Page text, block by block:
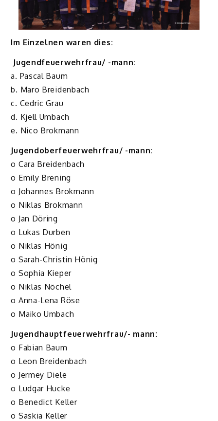
Im Einzelnen waren dies:
Jugendfeuerwehrfrau/ -mann:
a. Pascal Baum
b. Maro Breidenbach
c. Cedric Grau
d. Kjell Umbach
e. Nico Brokmann
Jugendoberfeuerwehrfrau/ -mann:
o Cara Breidenbach
o Emily Brening
o Johannes Brokmann
o Niklas Brokmann
o Jan Döring
o Lukas Durben
o Niklas Hönig
o Sarah-Christin Hönig
o Sophia Kieper
o Niklas Nöchel
o Anna-Lena Röse
o Maiko Umbach
Jugendhauptfeuerwehrfrau/- mann:
o Fabian Baum
o Leon Breidenbach
o Jermey Diele
o Ludgar Hucke
o Benedict Keller
o Saskia Keller